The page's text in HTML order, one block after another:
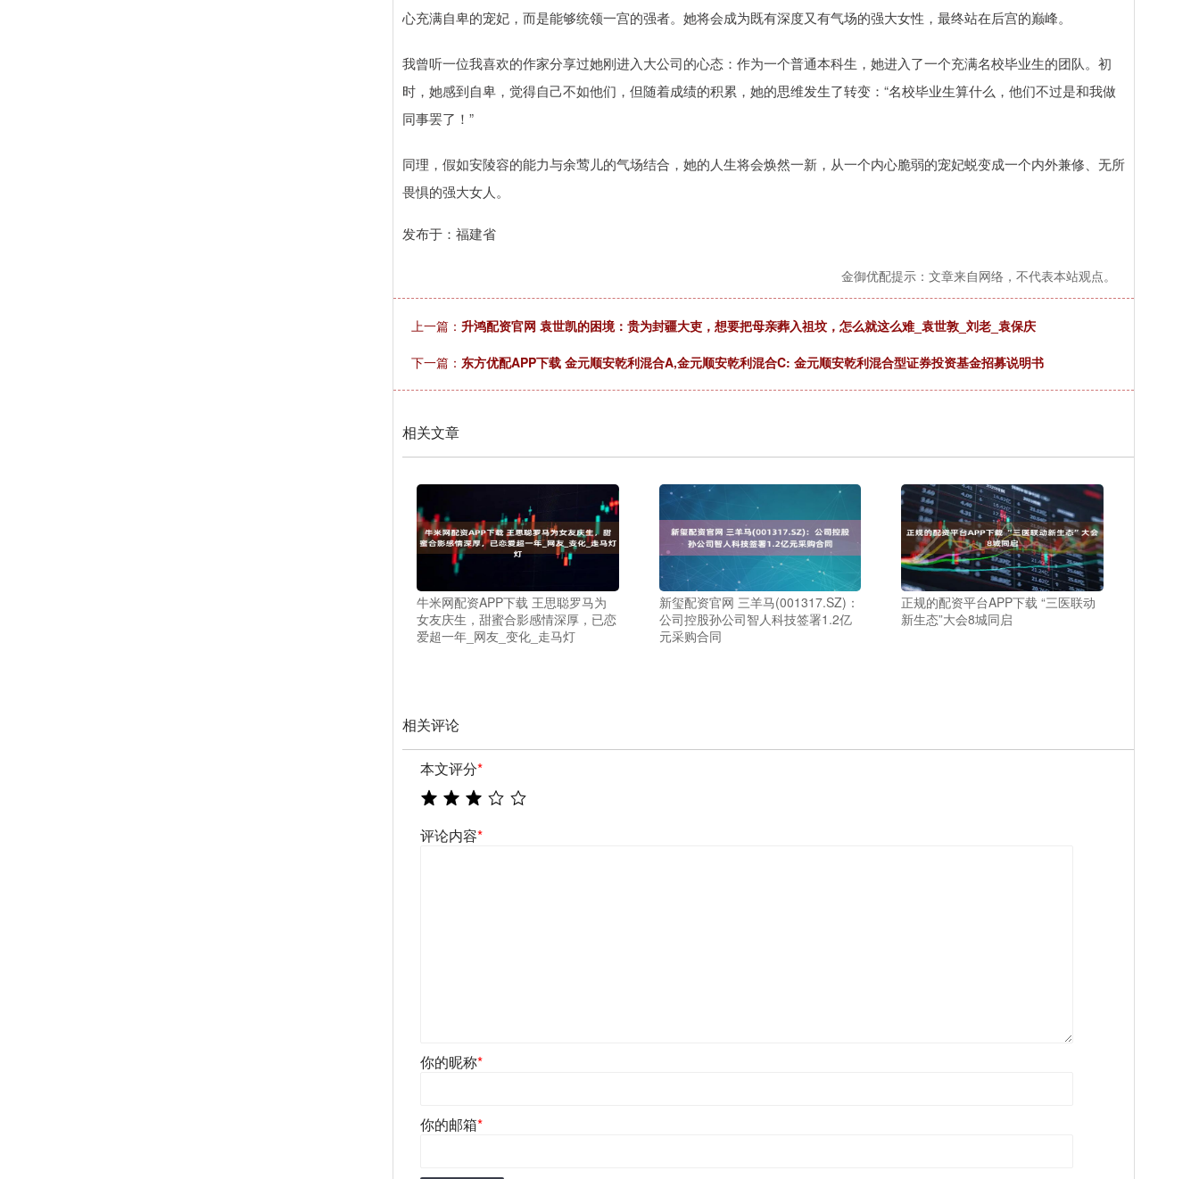
心充满自卑的宠妃，而是能够统领一宫的强者。她将会成为既有深度又有气场的强大女性，最终站在后宫的巅峰。
我曾听一位我喜欢的作家分享过她刚进入大公司的心态：作为一个普通本科生，她进入了一个充满名校毕业生的团队。初
时，她感到自卑，觉得自己不如他们，但随着成绩的积累，她的思维发生了转变：“名校毕业生算什么，他们不过是和我做
同事罢了！”
同理，假如安陵容的能力与余莺儿的气场结合，她的人生将会焕然一新，从一个内心脆弱的宠妃蜕变成一个内外兼修、无所
畏惧的强大女人。
发布于：福建省
金御优配提示：文章来自网络，不代表本站观点。
上一篇： 升鸿配资官网 袁世凯的困境：贵为封疆大吏，想要把母亲葬入祖坟，怎么就这么难_袁世敦_刘老_袁保庆
下一篇： 东方优配APP下载 金元顺安乾利混合A,金元顺安乾利混合C: 金元顺安乾利混合型证券投资基金招募说明书
相关文章
牛米网配资APP下载 王思聪罗马为
女友庆生，甜蜜合影感情深厚，已恋
爱超一年_网友_变化_走马灯
新玺配资官网 三羊马(001317.SZ)：
公司控股孙公司智人科技签署1.2亿
元采购合同
正规的配资平台APP下载 “三医联动
新生态”大会8城同启
相关评论
本文评分*
评论内容*
你的昵称*
你的邮箱*